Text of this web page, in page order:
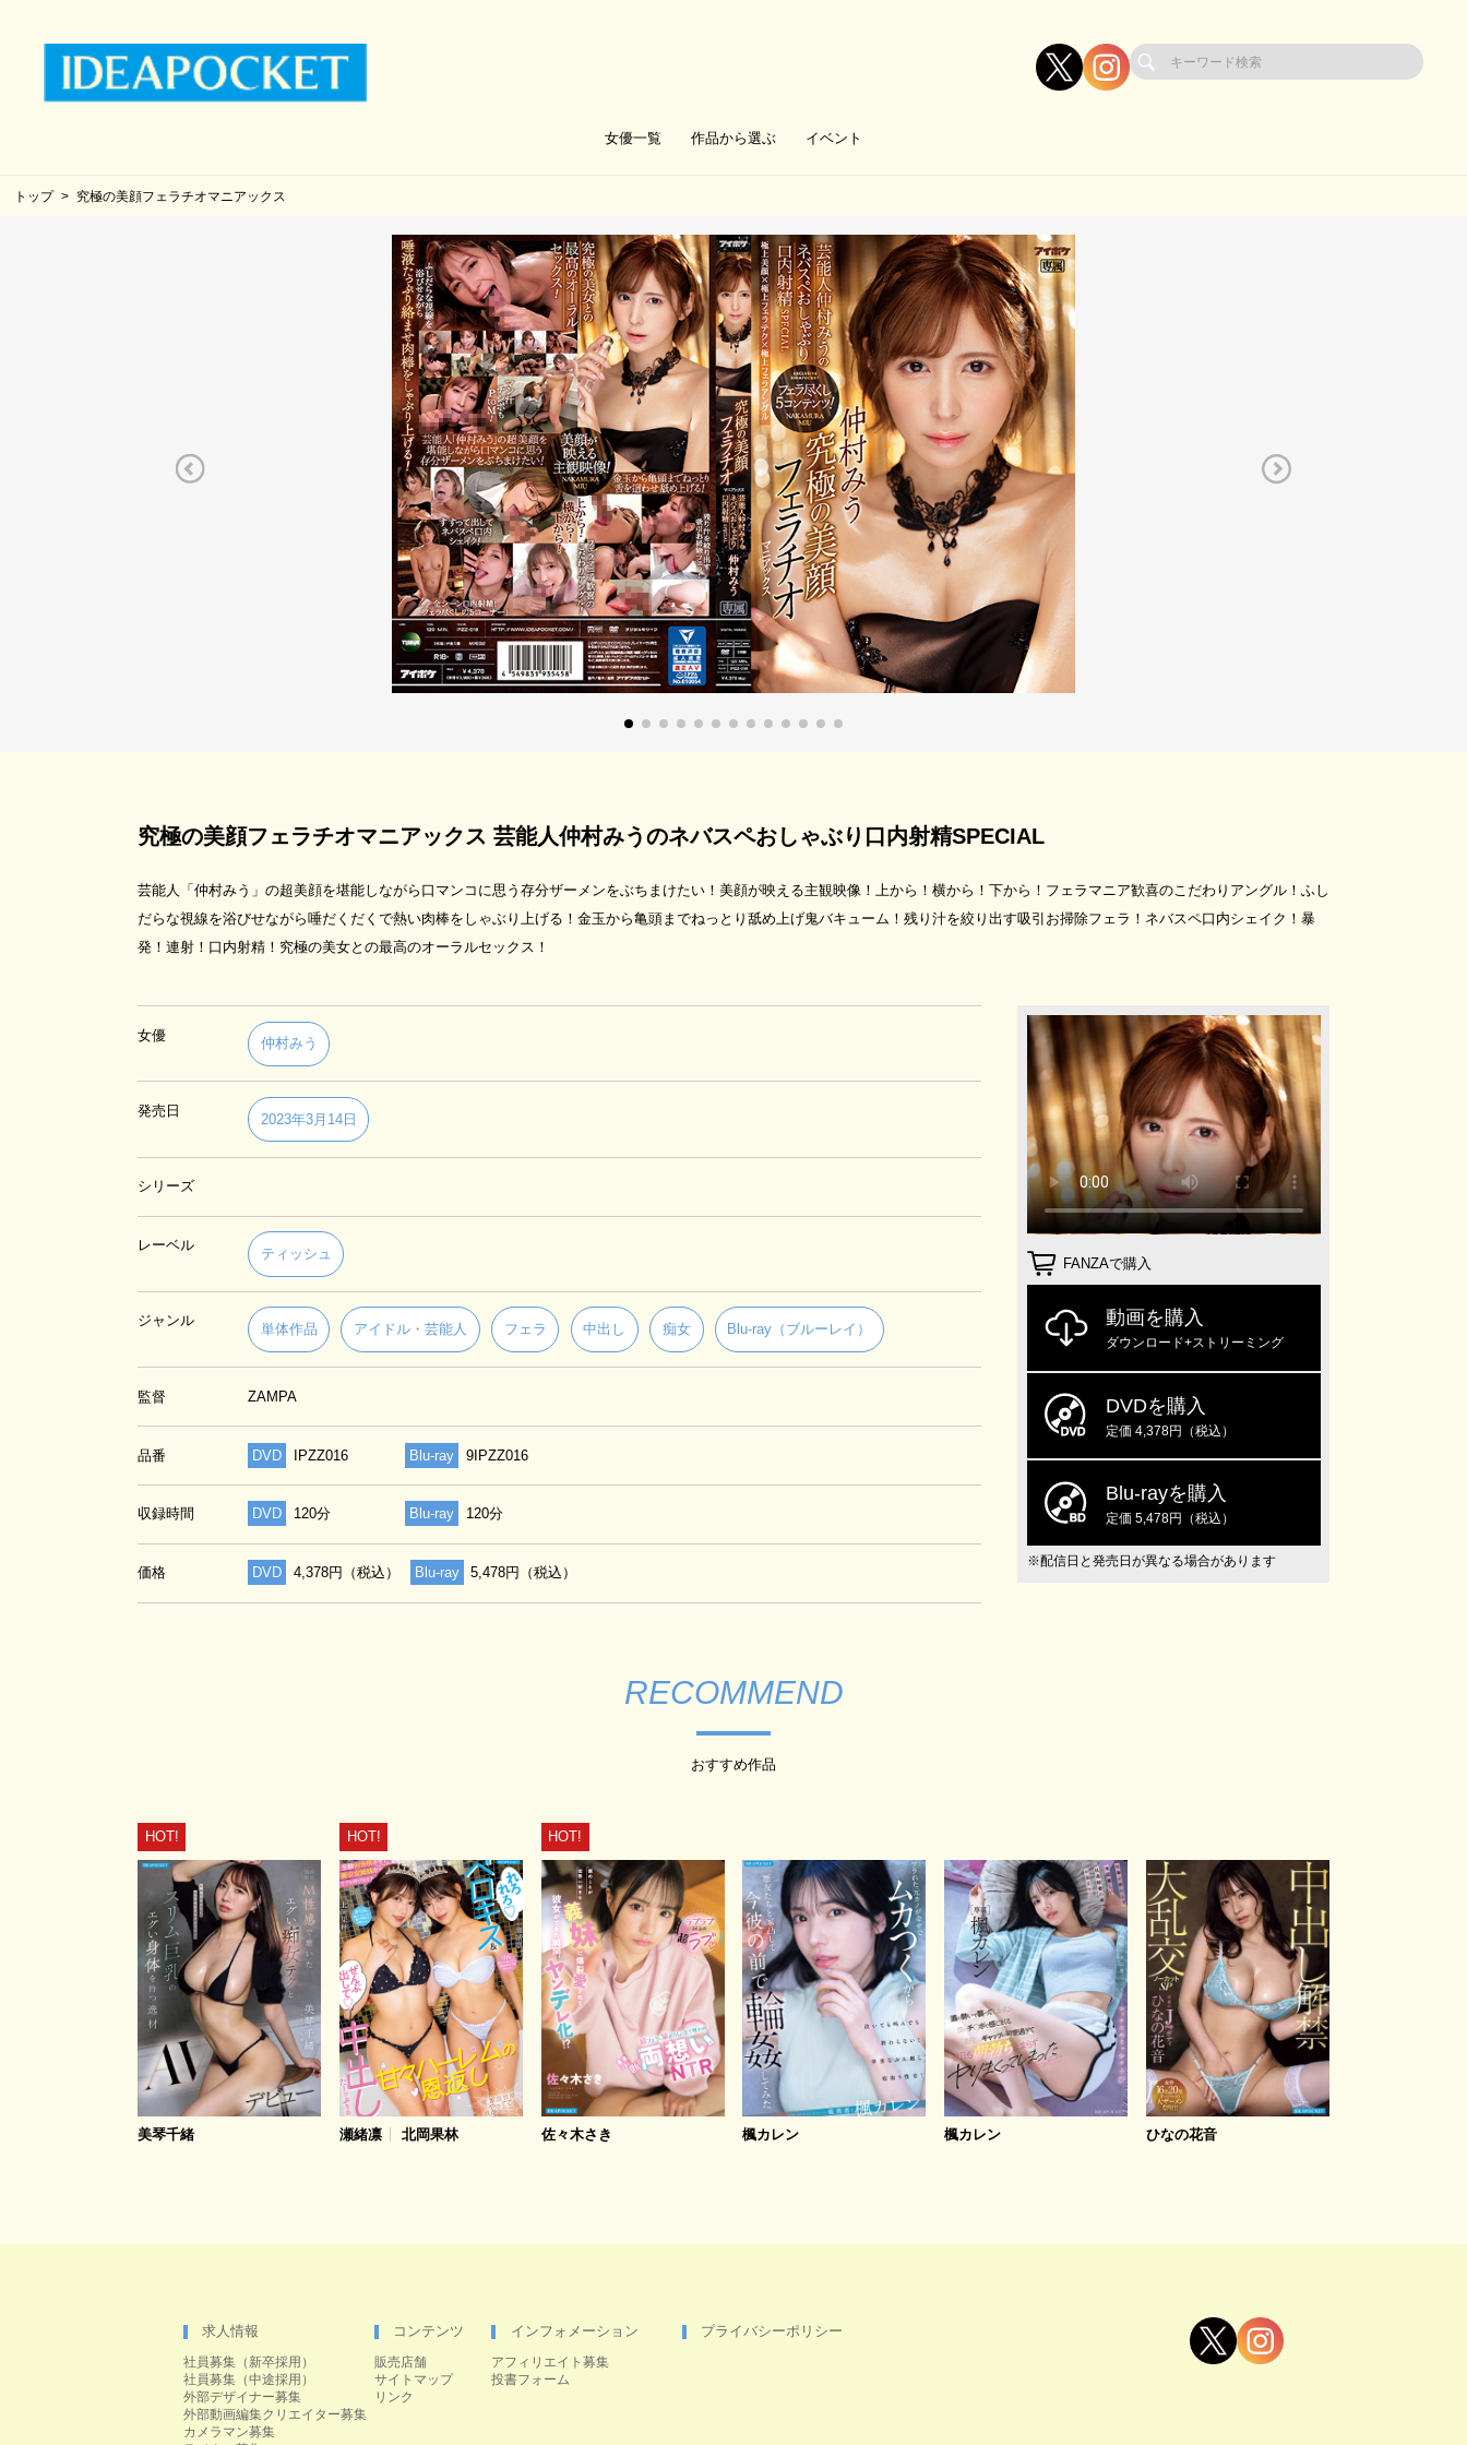
女優一覧 作品から選ぶ イベント
トップ 究極の美顔フェラチオマニアックス
究極の美顔フェラチオマニアックス 芸能人仲村みうのネバスペおしゃぶり口内射精SPECIAL
芸能人「仲村みう」の超美顔を堪能しながら口マンコに思う存分ザーメンをぶちまけたい！美顔が映える主観映像！上から！横から！下から！フェラマニア歓喜のこだわりアングル！ふし
だらな視線を浴びせながら唾だくだくで熱い肉棒をしゃぶり上げる！金玉から亀頭までねっとり舐め上げ鬼バキューム！残り汁を絞り出す吸引お掃除フェラ！ネバスペ口内シェイク！暴
発！連射！口内射精！究極の美女との最高のオーラルセックス！
女優
仲村みう
発売日
2023年3月14日
シリーズ
レーベル
ティッシュ
ジャンル
単体作品 アイドル・芸能人 フェラ 中出し 痴女 Blu-ray（ブルーレイ）
監督 ZAMPA
品番 DVD IPZZ016 Blu-ray 9IPZZ016
収録時間 DVD 120分 Blu-ray 120分
価格 DVD 4,378円（税込） Blu-ray 5,478円（税込）
FANZAで購入
動画を購入
ダウンロード+ストリーミング
DVDを購入
定価 4,378円（税込）
Blu-rayを購入
定価 5,478円（税込）
※配信日と発売日が異なる場合があります
RECOMMEND
おすすめ作品
HOT!
美琴千緒
HOT!
瀬緒凛 北岡果林
HOT!
佐々木さき 楓カレン 楓カレン ひなの花音
求人情報
社員募集（新卒採用）
社員募集（中途採用）
外部デザイナー募集
外部動画編集クリエイター募集
カメラマン募集
コンテンツ
販売店舗
サイトマップ
リンク
インフォメーション
アフィリエイト募集
投書フォーム
プライバシーポリシー